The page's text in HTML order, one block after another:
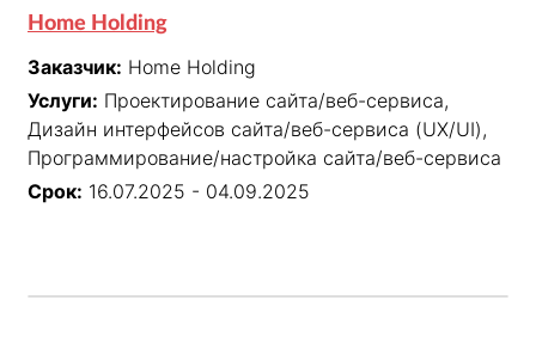
Home Holding
Заказчик: Home Holding
Услуги: Проектирование сайта/веб-сервиса,
Дизайн интерфейсов сайта/веб-сервиса (UX/UI),
Программирование/настройка сайта/веб-сервиса
Срок: 16.07.2025 - 04.09.2025